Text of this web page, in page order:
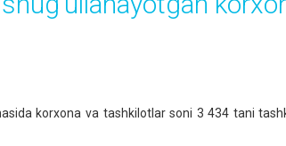
korxona va tashkilotlar soni 3 434 tani